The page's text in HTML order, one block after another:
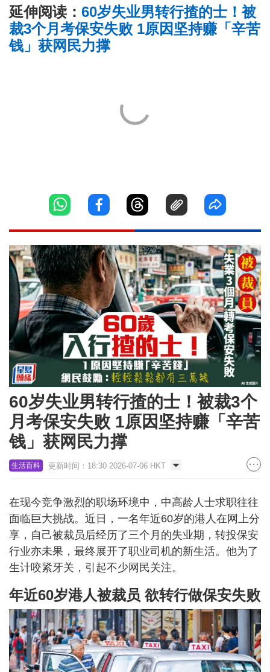
延伸阅读： 60岁失业男转行揸的士！被
裁3个月考保安失败 1原因坚持赚「辛苦
钱」获网民力撑
60岁失业男转行揸的士！被裁3个
月考保安失败 1原因坚持赚「辛苦
钱」获网民力撑
生活百科 更新时间：18:30 2026-07-06 HKT
在现今竞争激烈的职场环境中，中高龄人士求职往往
面临巨大挑战。近日，一名年近60岁的港人在网上分
享，自己被裁员后经历了三个月的失业期，转投保安
行业亦未果，最终展开了职业司机的新生活。他为了
生计咬紧牙关，引起不少网民关注。
年近60岁港人被裁员 欲转行做保安失败